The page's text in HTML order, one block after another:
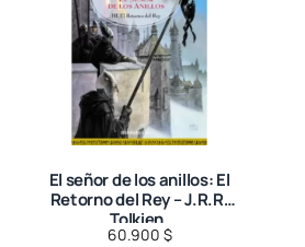
El señor de los anillos: El
Retorno del Rey – J.R.R.
Tolkien.
60.900 $